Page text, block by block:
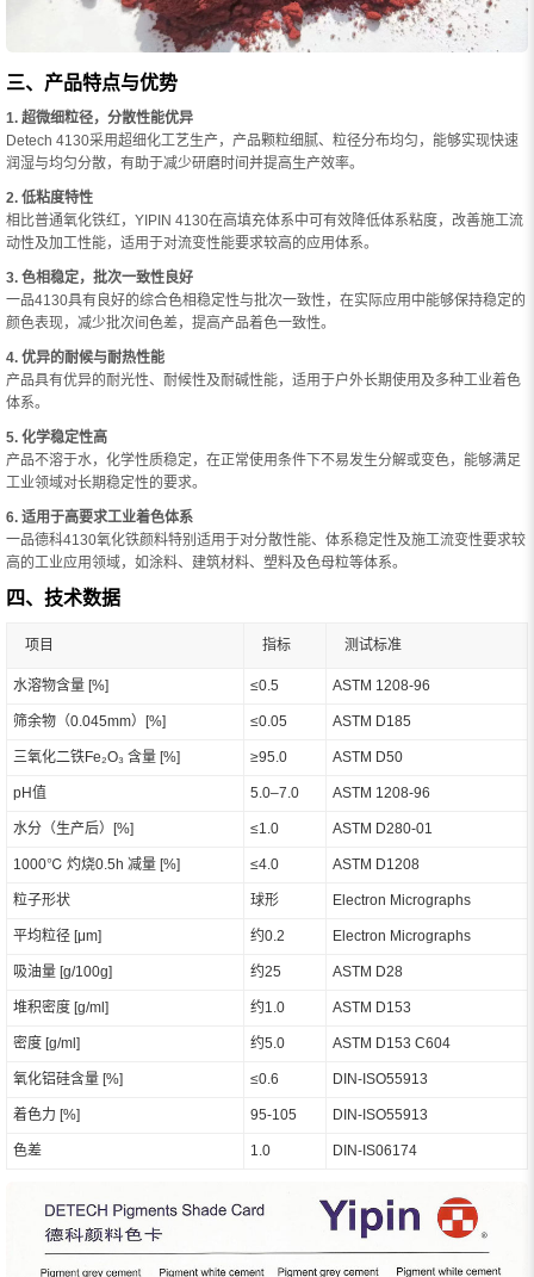
三、产品特点与优势
1. 超微细粒径，分散性能优异
Detech 4130采用超细化工艺生产，产品颗粒细腻、粒径分布均匀，能够实现快速
润湿与均匀分散，有助于减少研磨时间并提高生产效率。
2. 低粘度特性
相比普通氧化铁红，YIPIN 4130在高填充体系中可有效降低体系粘度，改善施工流
动性及加工性能，适用于对流变性能要求较高的应用体系。
3. 色相稳定，批次一致性良好
一品4130具有良好的综合色相稳定性与批次一致性，在实际应用中能够保持稳定的
颜色表现，减少批次间色差，提高产品着色一致性。
4. 优异的耐候与耐热性能
产品具有优异的耐光性、耐候性及耐碱性能，适用于户外长期使用及多种工业着色
体系。
5. 化学稳定性高
产品不溶于水，化学性质稳定，在正常使用条件下不易发生分解或变色，能够满足
工业领域对长期稳定性的要求。
6. 适用于高要求工业着色体系
一品德科4130氧化铁颜料特别适用于对分散性能、体系稳定性及施工流变性要求较
高的工业应用领域，如涂料、建筑材料、塑料及色母粒等体系。
四、技术数据
项目 指标 测试标准
水溶物含量 [%] ≤0.5 ASTM 1208-96
筛余物（0.045mm）[%] ≤0.05 ASTM D185
三氧化二铁Fe₂O₃ 含量 [%] ≥95.0 ASTM D50
pH值 5.0–7.0 ASTM 1208-96
水分（生产后）[%] ≤1.0 ASTM D280-01
1000℃ 灼烧0.5h 减量 [%] ≤4.0 ASTM D1208
粒子形状 球形 Electron Micrographs
平均粒径 [μm] 约0.2 Electron Micrographs
吸油量 [g/100g] 约25 ASTM D28
堆积密度 [g/ml] 约1.0 ASTM D153
密度 [g/ml] 约5.0 ASTM D153 C604
氧化铝硅含量 [%] ≤0.6 DIN-ISO55913
着色力 [%] 95-105 DIN-ISO55913
色差 1.0 DIN-IS06174